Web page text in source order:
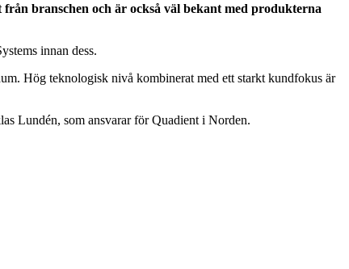
branschen och är också väl bekant med produkterna
innan dess.
Hög teknologisk nivå kombinerat med ett starkt kundfokus är
Lundén, som ansvarar för Quadient i Norden.